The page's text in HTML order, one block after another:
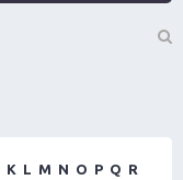
K L M N O P Q R